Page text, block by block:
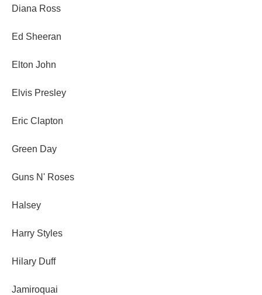
Diana Ross
Ed Sheeran
Elton John
Elvis Presley
Eric Clapton
Green Day
Guns N' Roses
Halsey
Harry Styles
Hilary Duff
Jamiroquai